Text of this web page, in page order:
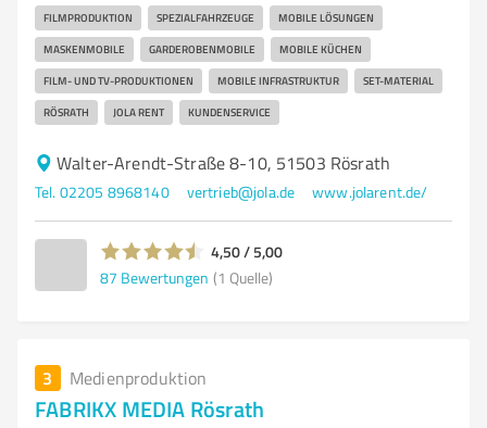
FILMPRODUKTION SPEZIALFAHRZEUGE MOBILE LÖSUNGEN
MASKENMOBILE GARDEROBENMOBILE MOBILE KÜCHEN
FILM- UND TV-PRODUKTIONEN MOBILE INFRASTRUKTUR SET-MATERIAL
RÖSRATH JOLA RENT KUNDENSERVICE
Walter-Arendt-Straße 8-10, 51503 Rösrath
Tel. 02205 8968140 vertrieb@jola.de www.jolarent.de/
4,50 / 5,00
87 Bewertungen (1 Quelle)
3 Medienproduktion
FABRIKX MEDIA Rösrath